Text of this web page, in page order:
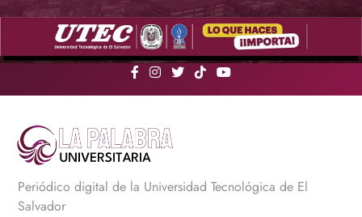
Saltar
La Palabra Universitaria
Periódico digital de la Universidad Tecnológica de El
Salvador